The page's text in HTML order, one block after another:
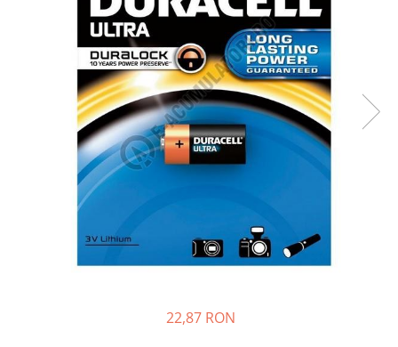
Incarcatoare acumulatori
Panouri fotovoltaice si accesorii
Panouri fotovoltaice
Sisteme prindere panouri
fotovoltaice
Invertoare Hibrid
Invertoare On-grid
Invertoare Off-grid
Controlere solare
22,87 RON